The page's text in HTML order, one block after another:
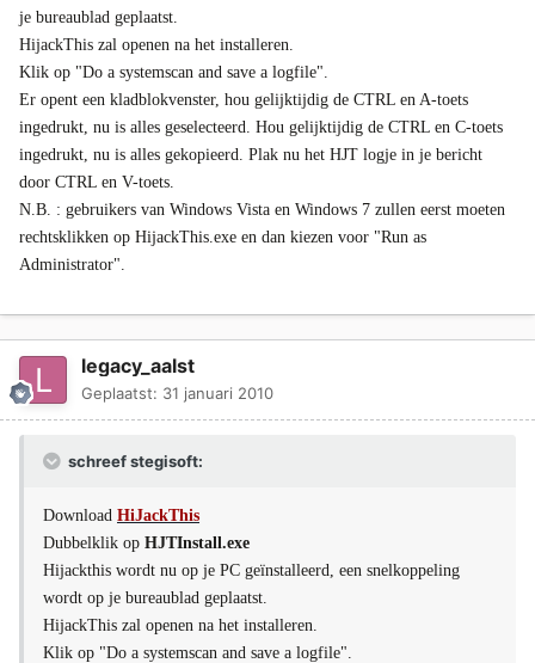
je bureaublad geplaatst.
HijackThis zal openen na het installeren.
Klik op "Do a systemscan and save a logfile".
Er opent een kladblokvenster, hou gelijktijdig de CTRL en A-toets
ingedrukt, nu is alles geselecteerd. Hou gelijktijdig de CTRL en C-toets
ingedrukt, nu is alles gekopieerd. Plak nu het HJT logje in je bericht
door CTRL en V-toets.
N.B. : gebruikers van Windows Vista en Windows 7 zullen eerst moeten
rechtsklikken op HijackThis.exe en dan kiezen voor "Run as
Administrator".
legacy_aalst
Geplaatst: 31 januari 2010
schreef stegisoft:
Download HiJackThis
Dubbelklik op HJTInstall.exe
Hijackthis wordt nu op je PC geïnstalleerd, een snelkoppeling
wordt op je bureaublad geplaatst.
HijackThis zal openen na het installeren.
Klik op "Do a systemscan and save a logfile".